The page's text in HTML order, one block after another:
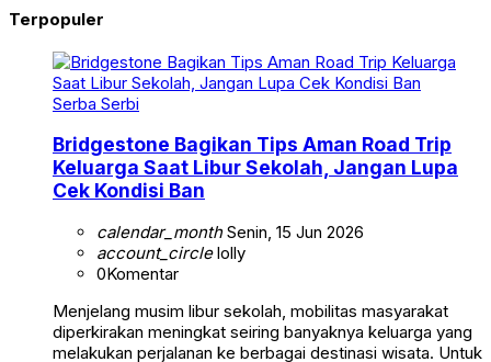
Terpopuler
Serba Serbi
Bridgestone Bagikan Tips Aman Road Trip
Keluarga Saat Libur Sekolah, Jangan Lupa
Cek Kondisi Ban
calendar_monthSenin, 15 Jun 2026
account_circlelolly
0Komentar
Menjelang musim libur sekolah, mobilitas masyarakat
diperkirakan meningkat seiring banyaknya keluarga yang
melakukan perjalanan ke berbagai destinasi wisata. Untuk